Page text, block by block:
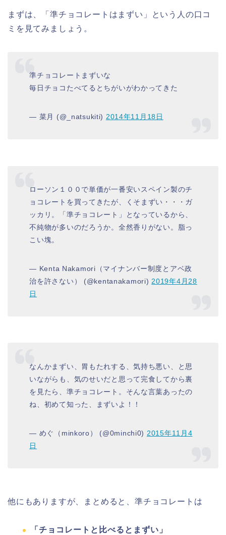
まずは、「準チョコレートはまずい」という人の口コ
ミを見てみましょう。
準チョコレートまずいな
毎日チョコたべてるとちがいがわかってきた
— 菜月 (@_natsukiti) 2014年11月18日
ローソン１００で単価が一番安いスペイン製のチ
ョコレートを買ってきたが、くそまずい・・・ガ
ッカリ。「準チョコレート」となっているから、
不純物が多いのだろうか。全然香りがない。脂っ
こい塊。
— Kenta Nakamori（マイナンバー制度とアベ政
治を許さない） (@kentanakamori) 2019年4月28
日
なんかまずい、胃もたれする、気持ち悪い、と思
いながらも、気のせいだと思って完食してから裏
を見たら、準チョコレート。そんな言葉あったの
ね、初めて知った、まずいよ！！
— めぐ（minkoro） (@0minchi0) 2015年11月4
日
他にもありますが、まとめると、準チョコレートは
「チョコレートと比べるとまずい」